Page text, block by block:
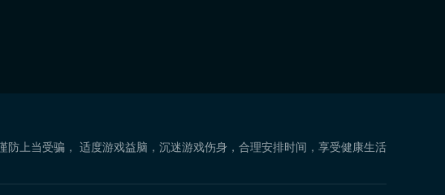
上当受骗， 适度游戏益脑，沉迷游戏伤身，合理安排时间，享受健康生活